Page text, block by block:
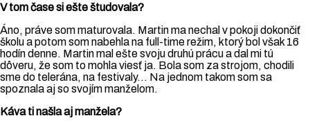
V tom čase si ešte študovala?
Áno, práve som maturovala. Martin ma nechal v pokoji dokončiť
školu a potom som nabehla na full-time režim, ktorý bol však 16
hodín denne. Martin mal ešte svoju druhú prácu a dal mi tú
dôveru, že som to mohla viesť ja. Bola som za strojom, chodili
sme do telerána, na festivaly… Na jednom takom som sa
spoznala aj so svojím manželom.
Káva ti našla aj manžela?